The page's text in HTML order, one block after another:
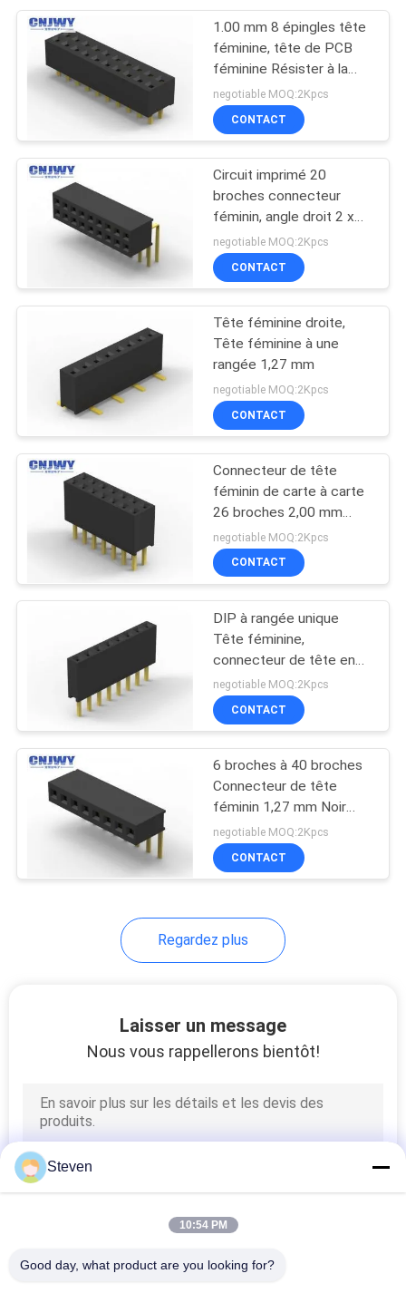
COMPANY
NEWS
DU
SITE
PRIVACY
POLICY
1.00 mm 8 épingles tête
féminine, tête de PCB
féminine Résister à la
tension 500 V
negotiable MOQ:2Kpcs
CONTACT
Circuit imprimé 20
broches connecteur
féminin, angle droit 2 x
20 en tête féminine
Flash or
negotiable MOQ:2Kpcs
CONTACT
Tête féminine droite,
Tête féminine à une
rangée 1,27 mm
negotiable MOQ:2Kpcs
CONTACT
Connecteur de tête
féminin de carte à carte
26 broches 2,00 mm
d'envergure 4,3 mm de
hauteur en plastique
negotiable MOQ:2Kpcs
CONTACT
DIP à rangée unique
Tête féminine,
connecteur de tête en
plastique Tête de broche
hauteur féminine 4.0 mm
negotiable MOQ:2Kpcs
CONTACT
6 broches à 40 broches
Connecteur de tête
féminin 1,27 mm Noir
foncé Durable
negotiable MOQ:2Kpcs
CONTACT
Regardez plus
Laisser un message
Nous vous rappellerons bientôt!
Steven
10:54 PM
Good day, what product are you looking for?